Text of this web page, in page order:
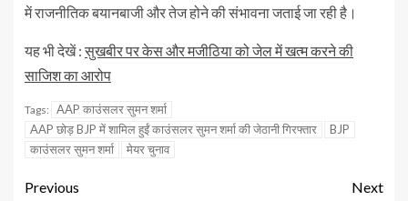
में राजनीतिक बयानबाजी और तेज होने की संभावना जताई जा रही है।
यह भी देखें :सुखबीर पर केस और मजीठिया को जेल में खत्म करने की
साजिश का आरोप
Tags: AAP काउंसलर सुमन शर्मा
AAP छोड़ BJP में शामिल हुईं काउंसलर सुमन शर्मा की जेठानी गिरफ्तार
BJP
काउंसलर सुमन शर्मा
मेयर चुनाव
Previous
Next